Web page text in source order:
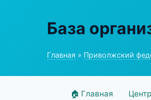
База
Главная » Приволжский
🏠 Главная